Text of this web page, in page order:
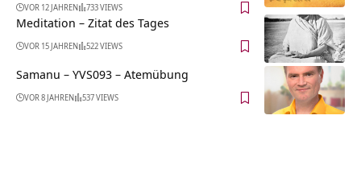
VOR 12 JAHREN 733 VIEWS
Meditation – Zitat des Tages
VOR 15 JAHREN 522 VIEWS
Samanu – YVS093 – Atemübung
VOR 8 JAHREN 537 VIEWS